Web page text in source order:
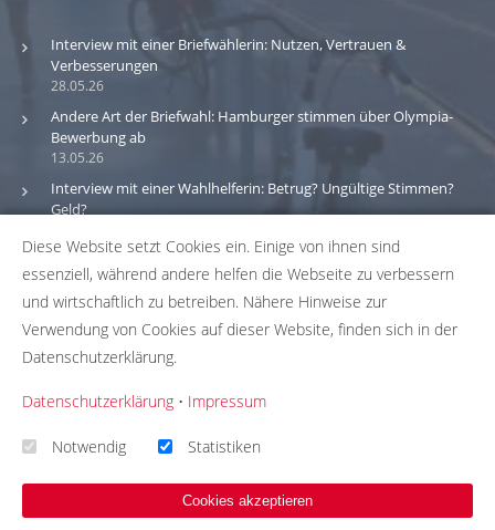
28.05.26
Interview mit einer Briefwählerin: Nutzen, Vertrauen &
Verbesserungen
13.05.26
Andere Art der Briefwahl: Hamburger stimmen über Olympia-
Bewerbung ab
Interview mit einer Wahlhelferin: Betrug? Ungültige Stimmen?
Geld?
Bitte beachte: Wir versuchen alle Daten und Informationen
zu den Wahlbüros in unserer Datenbank so aktuell wie
möglich zu halten. Solltest du einen Fehler in unserer
Datenbank gefunden haben, hilf uns bei der
unserKorrekturformularzusendest. Wir übernehmen
keinerlei Gewähr für die Aktualität, Korrektheit und
Vollständigkeit unserer Datenbankeinträge.
Diese Website setzt Cookies ein. Einige von ihnen sind
essenziell, während andere helfen die Webseite zu verbessern
und wirtschaftlich zu betreiben. Nähere Hinweise zur
Verwendung von Cookies auf dieser Website, finden sich in der
Datenschutzerklärung.
Datenschutzerklärung • Impressum
Notwendig Statistiken
Cookies akzeptieren